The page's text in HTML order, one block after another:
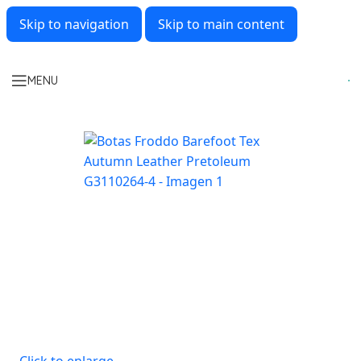
Skip to navigation Skip to main content
MENU